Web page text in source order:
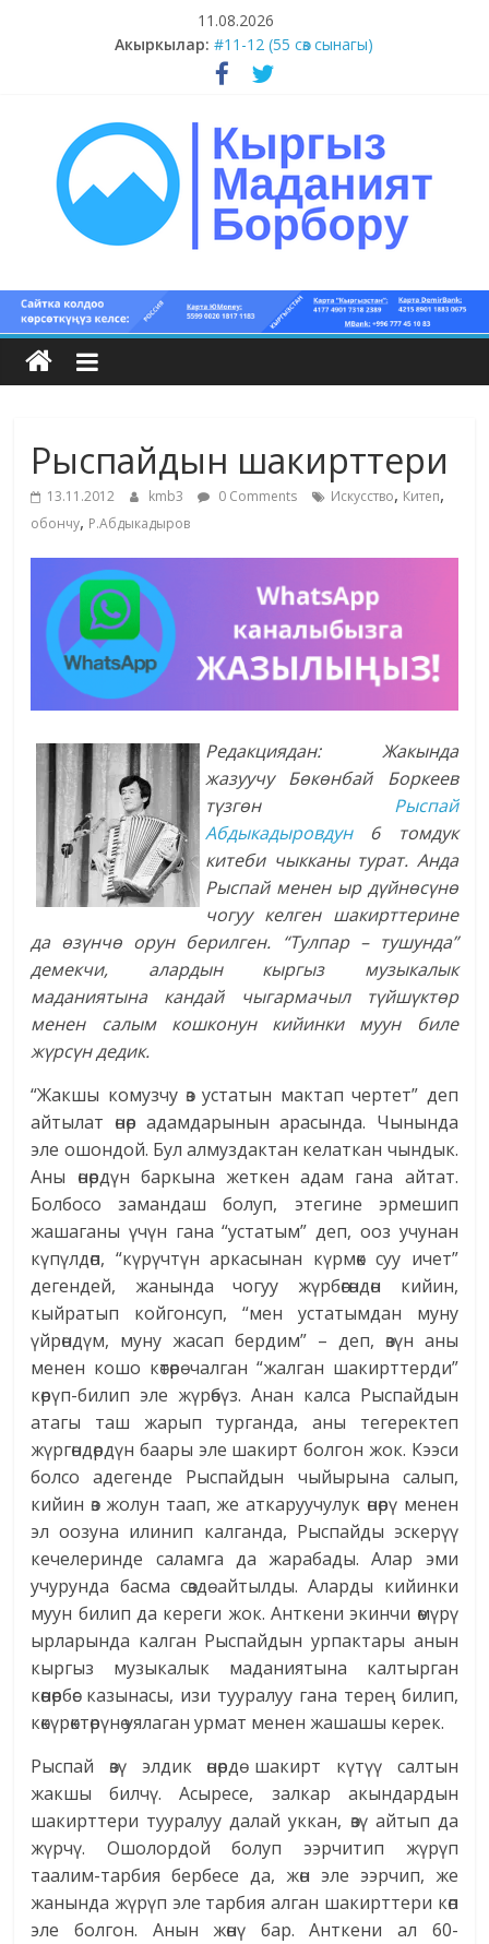
11.08.2026
Акыркылар: #13-14 (55 сөз сынагы)
#11-12 (55 сөз сынагы)
#9-10 (55 сөз сынагы)
#15-18 (55 сөз сынагы)
Кыргыз
маданият
Кыргыз
маданияты
жана
адабияты
Рыспайдын шакирттери
13.11.2012 kmb3 0 Comments Искусство, Китеп,
обончу, Р.Абдыкадыров
Редакциядан: Жакында
жазуучу Бөкөнбай Боркеев
түзгөн Рыспай
Абдыкадыровдун6 томдук
китеби чыкканы турат. Анда
Рыспай менен ыр дүйнөсүнө
чогуу келген шакирттерине
да өзүнчө орун берилген. “Тулпар – тушунда”
демекчи, алардын кыргыз музыкалык
маданиятына кандай чыгармачыл түйшүктөр
менен салым кошконун кийинки муун биле
жүрсүн дедик.
“Жакшы комузчу өз устатын мактап чертет” деп
айтылат өнөр адамдарынын арасында. Чынында
эле ошондой. Бул алмуздактан келаткан чындык.
Аны өнөрдүн баркына жеткен адам гана айтат.
Болбосо замандаш болуп, этегине эрмешип
жашаганы үчүн гана “устатым” деп, ооз учунан
күпүлдөп, “күрүчтүн аркасынан күрмөк суу ичет”
дегендей, жанында чогуу жүрбөгөндөн кийин,
кыйратып койгонсуп, “мен устатымдан муну
үйрөндүм, муну жасап бердим” – деп, өзүн аны
менен кошо көтөрө чалган “жалган шакирттерди”
көрүп-билип эле жүрөбүз. Анан калса Рыспайдын
атагы таш жарып турганда, аны тегеректеп
жүргөндөрдүн баары эле шакирт болгон жок. Кээси
болсо адегенде Рыспайдын чыйырына салып,
кийин өз жолун таап, же аткаруучулук өнөрү менен
эл оозуна илинип калганда, Рыспайды эскерүү
кечелеринде саламга да жарабады. Алар эми
учурунда басма сөздө айтылды. Аларды кийинки
муун билип да кереги жок. Анткени экинчи өмүрү
ырларында калган Рыспайдын урпактары анын
кыргыз музыкалык маданиятына калтырган
көөнөрбөс казынасы, изи тууралуу гана терең билип,
көкүрөктөрүнө уялаган урмат менен жашашы керек.
Рыспай өзү элдик өнөрдө шакирт күтүү салтын
жакшы билчү. Асыресе, залкар акындардын
шакирттери тууралуу далай уккан, өзү айтып да
жүрчү. Ошолордой болуп ээрчитип жүрүп
таалим-тарбия бербесе да, жөн эле ээрчип, же
жанында жүрүп эле тарбия алган шакирттери көп
эле болгон. Анын жөнү бар. Анткени ал 60-